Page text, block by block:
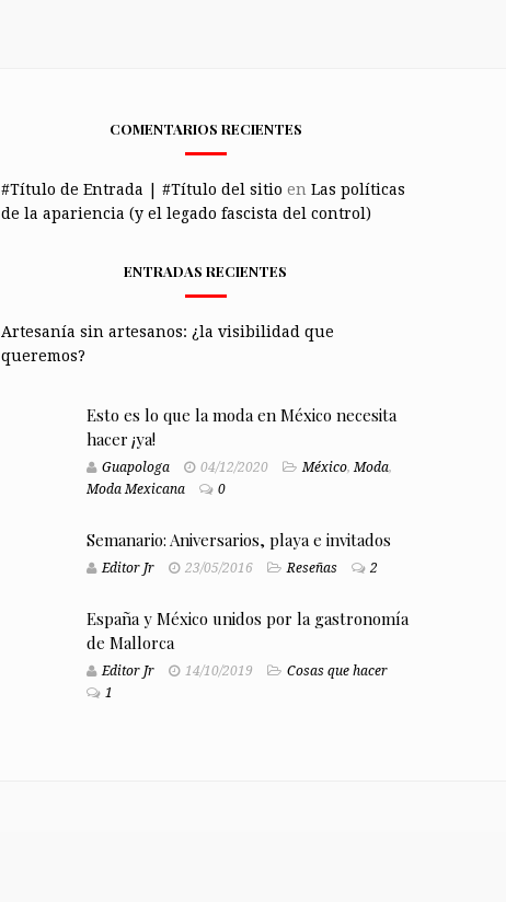
COMENTARIOS RECIENTES
#Título de Entrada | #Título del sitio en Las políticas
de la apariencia (y el legado fascista del control)
ENTRADAS RECIENTES
Artesanía sin artesanos: ¿la visibilidad que
queremos?
Esto es lo que la moda en México necesita
hacer ¡ya!
Guapologa 04/12/2020 México,Moda,
Moda Mexicana
0
Semanario: Aniversarios, playa e invitados
Editor Jr 23/05/2016 Reseñas 2
España y México unidos por la gastronomía
de Mallorca
Editor Jr 14/10/2019
Cosas que hacer
1